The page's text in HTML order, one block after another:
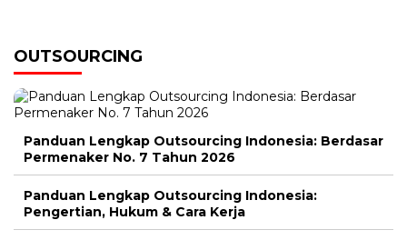
OUTSOURCING
Panduan Lengkap Outsourcing Indonesia: Berdasar
Permenaker No. 7 Tahun 2026
Panduan Lengkap Outsourcing Indonesia:
Pengertian, Hukum & Cara Kerja